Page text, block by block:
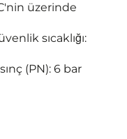
üzerinde
sıcaklığı:
(PN): 6 bar